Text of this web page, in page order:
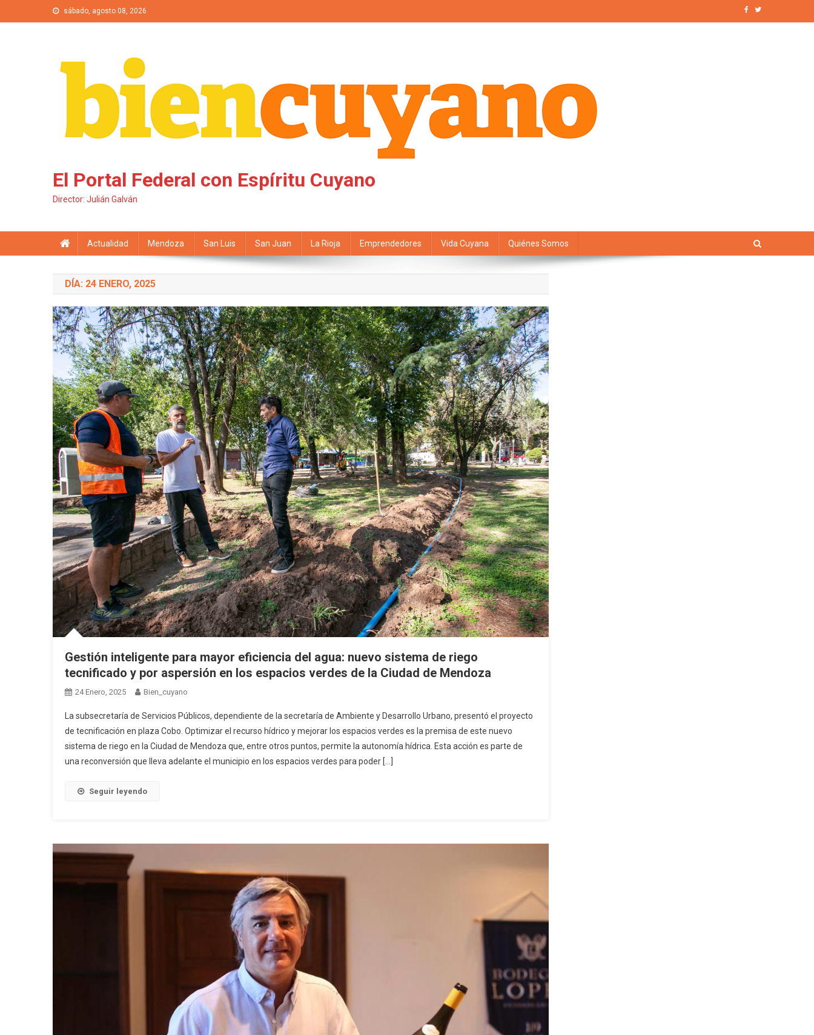
Saltar al contenidosábado, agosto 08, 2026
El Portal Federal con Espíritu Cuyano
Director: Julián Galván
Actualidad Mendoza San Luis San Juan La Rioja Emprendedores Vida Cuyana Quiénes Somos
DÍA: 24 ENERO, 2025
Gestión inteligente para mayor eficiencia del agua: nuevo sistema de riego
tecnificado y por aspersión en los espacios verdes de la Ciudad de Mendoza
24 Enero, 2025 Bien_cuyano
La subsecretaría de Servicios Públicos, dependiente de la secretaría de Ambiente y Desarrollo Urbano, presentó el proyecto
de tecnificación en plaza Cobo. Optimizar el recurso hídrico y mejorar los espacios verdes es la premisa de este nuevo
sistema de riego en la Ciudad de Mendoza que, entre otros puntos, permite la autonomía hídrica. Esta acción es parte de
una reconversión que lleva adelante el municipio en los espacios verdes para poder […]
Seguir leyendo